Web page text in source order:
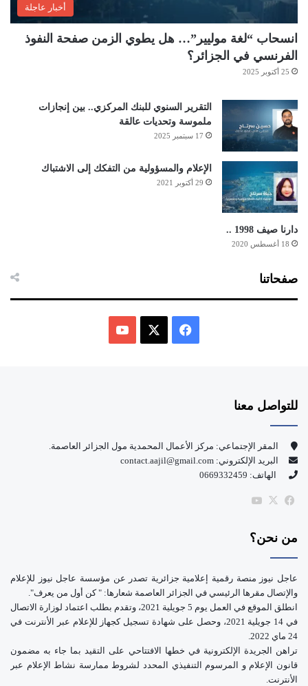
أخبار عاجلة
انسحاب “لغة موليير”… هل يطوي الزمن صفحة النفوذ
الفرنسي في الجزائر؟
25 أكتوبر 2025
التقرير السنوي للبنك المركزي.. بين إنجازات
ملموسة وتحديات عالقة
17 سبتمبر 2025
الإعلام والمسؤولية من التفكك إلى الاشتباك
29 أكتوبر 2021
دارنا صيف 1998 ..
18 أغسطس 2020
صفحاتنا
و
ك
للتواصل معنا
المقر الإجتماعي: مركز الأعمال المحمدية مول الجزائر العاصمة.
البريد الإلكتروني: contact.aajil@gmail.com
الهاتف: 0669332459
فيسبوك
‫X
من نحن؟
عاجل نيوز منصة رقمية إعلامية جزائرية تصدر عن مؤسسة عاجل نيوز للإعلام
والإتصال مقرها الرئيسي في الجزائر العاصمة شعارها: " كن أول من يعرف".
انطلق الموقع في العمل يوم 5 جويلية 2021، وتقدم بطلب اعتماد لوزارة الاتصال
في 14 جويلية 2021، وحصل على شهادة تسجيل كجهاز للإعلام عبر الأنترنت في
24 ماي 2022.
تراهن الجريدة الإلكترونية في خطها الافتتاحي على التقيد بما جاء به مضمون
قانون الإعلام و المرسوم التنفيذي المحدد لشروط ممارسة نشاط الإعلام عبر
الأنترنت.